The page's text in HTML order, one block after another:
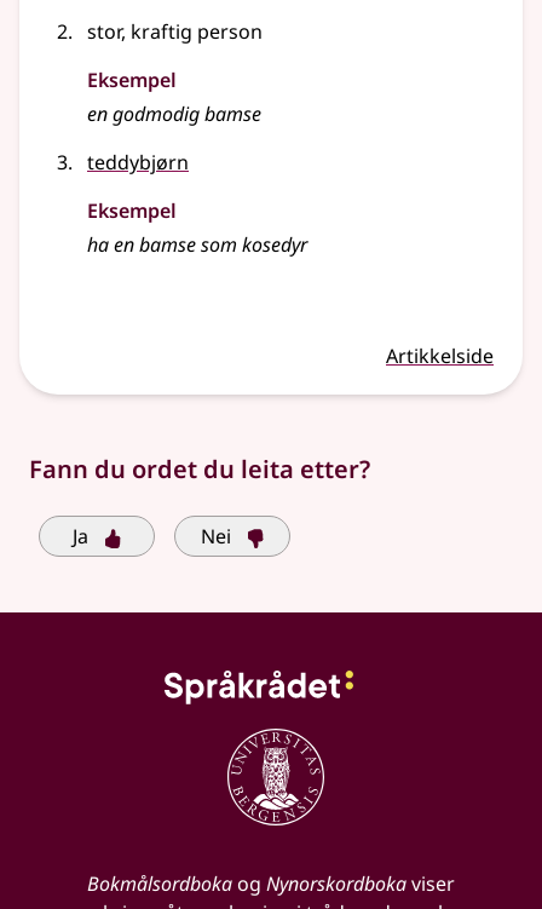
stor, kraftig person
Eksempel
en godmodigbamse
teddybjørn
Eksempel
ha en bamse som kosedyr
Artikkelside
Fann du ordet du leita etter?
Ja Nei
Bokmålsordbokaog Nynorskordbokaviser